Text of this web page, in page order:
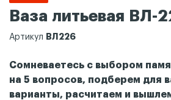
Ваза литьевая ВЛ-
Артикул ВЛ226
Сомневаетесь с выбором
на 5 вопросов, подберем для
варианты, расчитаем и